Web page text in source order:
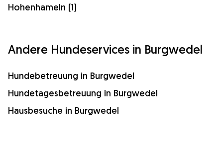
Hohenhameln (1)
Andere Hundeservices in Burgwedel
Hundebetreuung in Burgwedel
Hundetagesbetreuung in Burgwedel
Hausbesuche in Burgwedel